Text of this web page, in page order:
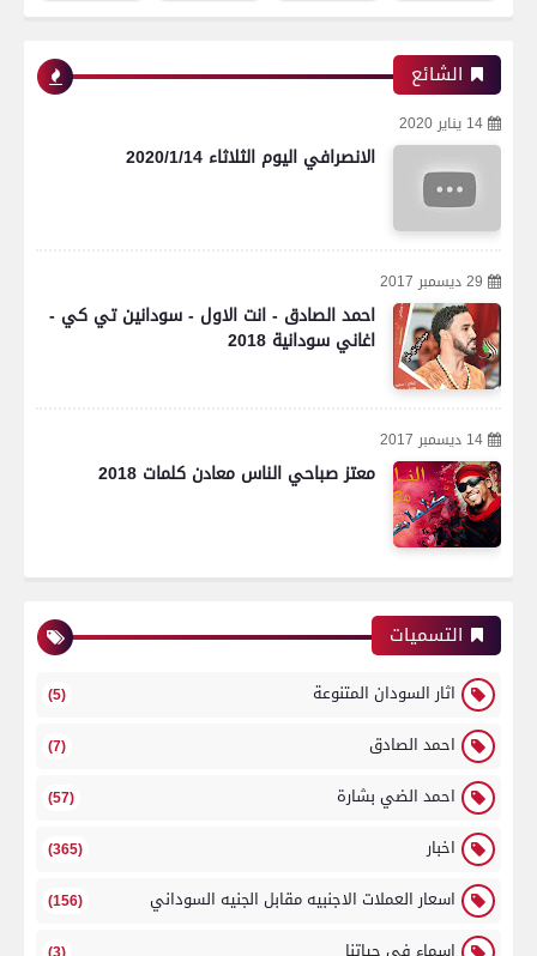
الشائع
14 يناير 2020
الانصرافي اليوم الثلاثاء 2020/1/14
29 ديسمبر 2017
احمد الصادق - انت الاول - سودانين تي كي -
اغاني سودانية 2018
14 ديسمبر 2017
معتز صباحي الناس معادن كلمات 2018
التسميات
اثار السودان المتنوعة (5)
احمد الصادق (7)
احمد الضي بشارة (57)
اخبار (365)
اسعار العملات الاجنبيه مقابل الجنيه السوداني (156)